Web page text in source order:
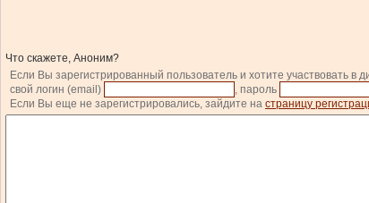
Что скажете, Аноним?
Если Вы зарегистрированный пользователь и хотите участвовать в
свой логин (email)
, пароль
Если Вы еще не зарегистрировались, зайдите на страницу